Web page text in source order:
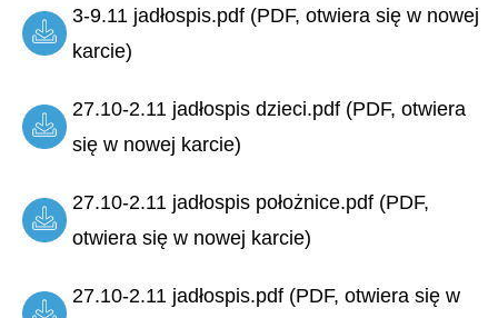
3-9.11 jadłospis.pdf (PDF, otwiera się w nowej
karcie)
27.10-2.11 jadłospis dzieci.pdf (PDF, otwiera
się w nowej karcie)
27.10-2.11 jadłospis położnice.pdf (PDF,
otwiera się w nowej karcie)
27.10-2.11 jadłospis.pdf (PDF, otwiera się w